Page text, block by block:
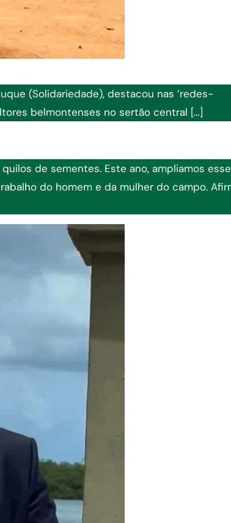
(Solidariedade), destacou nas ‘redes-
belmontenses no sertão central […]
de sementes. Este ano, ampliamos esse
do homem e da mulher do campo.